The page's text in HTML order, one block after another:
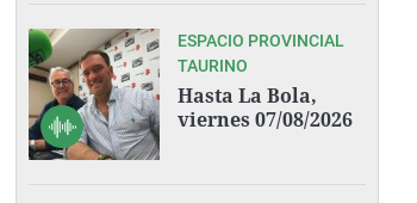
ESPACIO PROVINCIAL
TAURINO
Hasta La Bola,
viernes 07/08/2026